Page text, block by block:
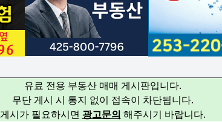
유료 전용 부동산 매매 게시판입니다.
무단 게시 시 통지 없이 접속이 차단됩니다.
게시가 필요하시면 광고문의 해주시기 바랍니다.